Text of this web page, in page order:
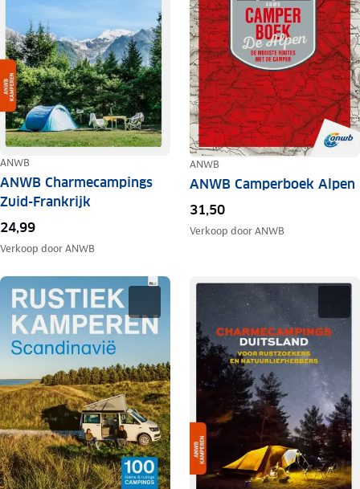
ANWB
ANWB Charmecampings
Zuid-Frankrijk
24,99
Verkoop doorANWB
ANWB
ANWB Camperboek Alpen
31,50
Verkoop doorANWB